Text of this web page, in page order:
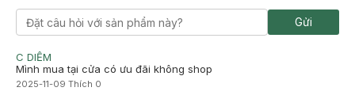
Gửi
C DIỄM
Mình mua tại cửa có ưu đãi không shop
2025-11-09 Thích 0